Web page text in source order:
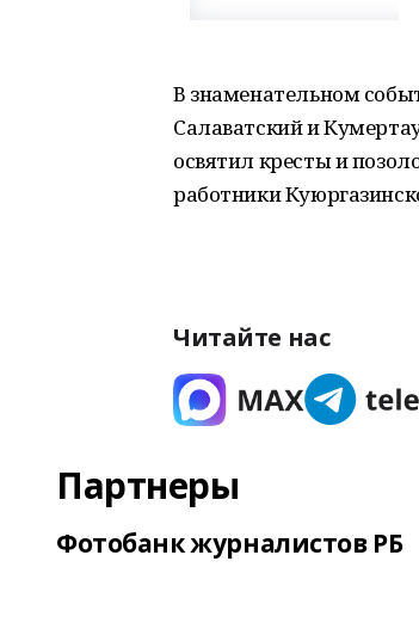
В знаменательном
Салаватский и
освятил кресты и
работники
Читайте нас
Партнеры
Фотобанк журналистов РБ